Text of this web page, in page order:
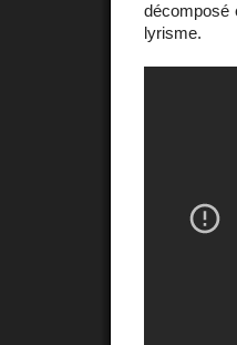
décomposé
lyrisme.